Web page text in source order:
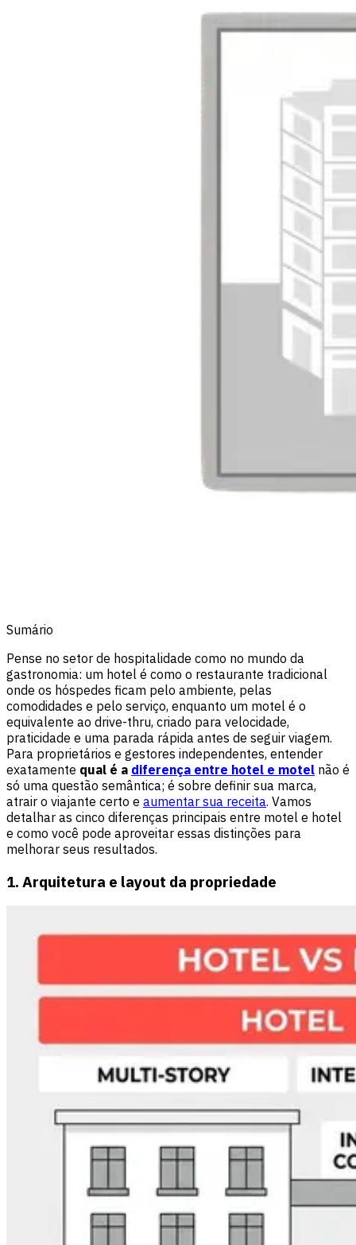
Sumário
Pense no setor de hospitalidade como no mundo da
gastronomia: um hotel é como o restaurante tradicional
onde os hóspedes ficam pelo ambiente, pelas
comodidades e pelo serviço, enquanto um motel é o
equivalente ao drive-thru, criado para velocidade,
praticidade e uma parada rápida antes de seguir viagem.
Para proprietários e gestores independentes, entender
exatamente qual é a diferença entre hotel e motel não é
só uma questão semântica; é sobre definir sua marca,
atrair o viajante certo e aumentar sua receita. Vamos
detalhar as cinco diferenças principais entre motel e hotel
e como você pode aproveitar essas distinções para
melhorar seus resultados.
1. Arquitetura e layout da propriedade